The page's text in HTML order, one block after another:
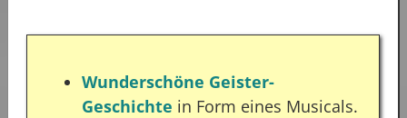
Wunderschöne Geister-
Geschichte in Form eines Musicals.